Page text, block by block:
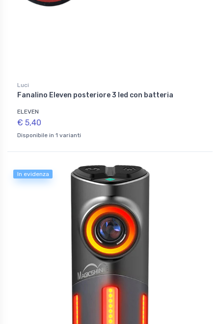
Luci
Fanalino Eleven posteriore 3 led con batteria
ELEVEN
€ 5,40
Disponibile in 1 varianti
In evidenza